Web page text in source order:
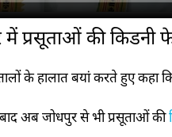
में प्रसूताओं की किडनी
के हालात बयां करते हुए कहा कि
अब जोधपुर से भी प्रसूताओं की